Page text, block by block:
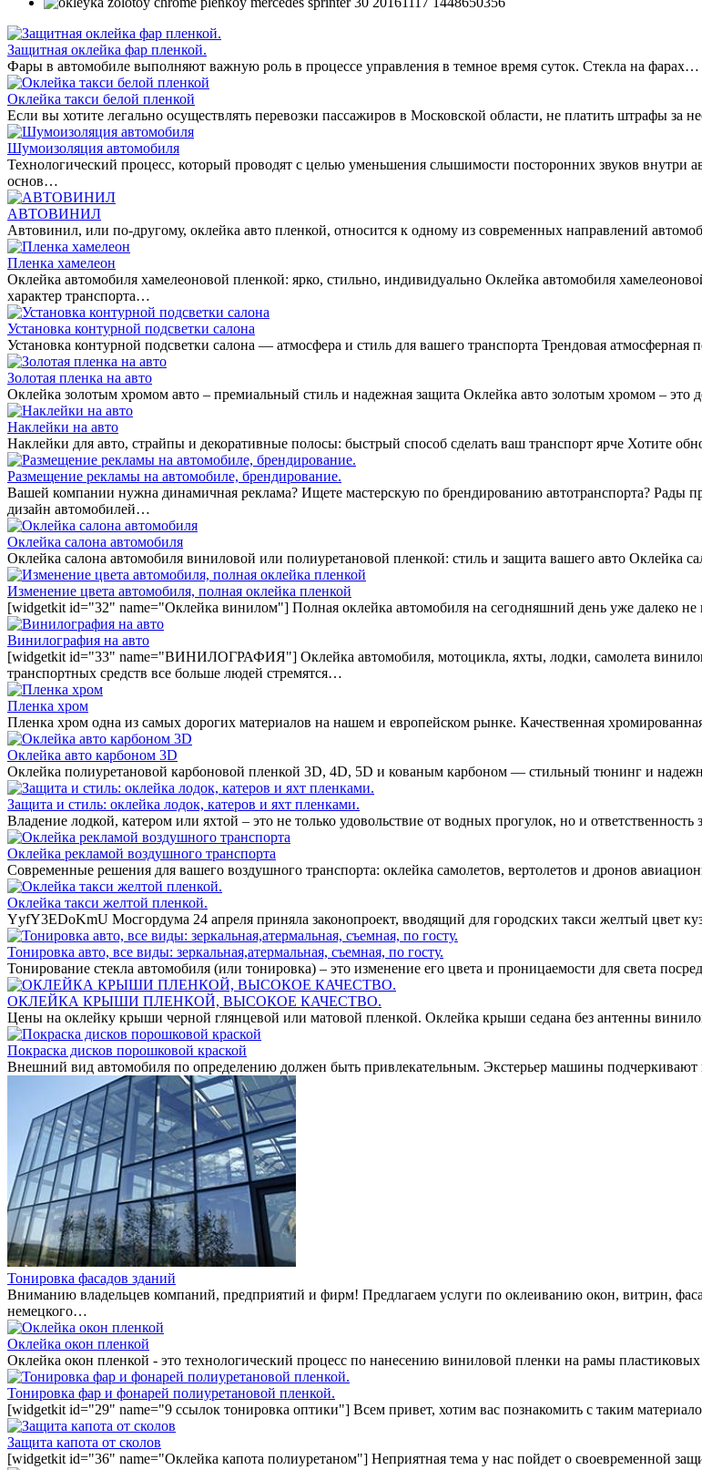
Защитная оклейка фар пленкой.
Фары в автомобиле выполняют важную роль в процессе управления в темное время суток. Стекла на фарах…
Оклейка такси белой пленкой
Если вы хотите легально осуществлять перевозки пассажиров в Московской области, не платить штрафы за
Шумоизоляция автомобиля
Технологический процесс, который проводят с целью уменьшения слышимости посторонних звуков внутри
основ…
АВТОВИНИЛ
Автовинил, или по-другому, оклейка авто пленкой, относится к одному из современных направлений
Пленка хамелеон
Оклейка автомобиля хамелеоновой пленкой: ярко, стильно, индивидуально Оклейка автомобиля
характер транспорта…
Установка контурной подсветки салона
Установка контурной подсветки салона — атмосфера и стиль для вашего транспорта Трендовая атмосферная
Золотая пленка на авто
Оклейка золотым хромом авто – премиальный стиль и надежная защита Оклейка авто золотым хромом – это
Наклейки на авто
Наклейки для авто, страйпы и декоративные полосы: быстрый способ сделать ваш транспорт ярче Хотите
Размещение рекламы на автомобиле, брендирование.
Вашей компании нужна динамичная реклама? Ищете мастерскую по брендированию автотранспорта? Рады
дизайн автомобилей…
Оклейка салона автомобиля
Оклейка салона автомобиля виниловой или полиуретановой пленкой: стиль и защита вашего авто Оклейка
Изменение цвета автомобиля, полная оклейка пленкой
[widgetkit id="32" name="Оклейка винилом"] Полная оклейка автомобиля на сегодняшний день уже далеко
Винилография на авто
[widgetkit id="33" name="ВИНИЛОГРАФИЯ"] Оклейка автомобиля, мотоцикла, яхты, лодки, самолета
транспортных средств все больше людей стремятся…
Пленка хром
Пленка хром одна из самых дорогих материалов на нашем и европейском рынке. Качественная
Оклейка авто карбоном 3D
Оклейка полиуретановой карбоновой пленкой 3D, 4D, 5D и кованым карбоном — стильный тюнинг и
Защита и стиль: оклейка лодок, катеров и яхт пленками.
Владение лодкой, катером или яхтой – это не только удовольствие от водных прогулок, но и
Оклейка рекламой воздушного транспорта
Современные решения для вашего воздушного транспорта: оклейка самолетов, вертолетов и дронов
Оклейка такси желтой пленкой.
YyfY3EDoKmU Мосгордума 24 апреля приняла законопроект, вводящий для городских такси желтый цвет
Тонировка авто, все виды: зеркальная,атермальная, съемная, по госту.
Тонирование стекла автомобиля (или тонировка) – это изменение его цвета и проницаемости для света
ОКЛЕЙКА КРЫШИ ПЛЕНКОЙ, ВЫСОКОЕ КАЧЕСТВО.
Цены на оклейку крыши черной глянцевой или матовой пленкой. Оклейка крыши седана без антенны
Покраска дисков порошковой краской
Внешний вид автомобиля по определению должен быть привлекательным. Экстерьер машины
Тонировка фасадов зданий
Вниманию владельцев компаний, предприятий и фирм! Предлагаем услуги по оклеиванию окон, витрин,
немецкого…
Оклейка окон пленкой
Оклейка окон пленкой - это технологический процесс по нанесению виниловой пленки на рамы
Тонировка фар и фонарей полиуретановой пленкой.
[widgetkit id="29" name="9 ссылок тонировка оптики"] Всем привет, хотим вас познакомить с таким
Защита капота от сколов
[widgetkit id="36" name="Оклейка капота полиуретаном"] Неприятная тема у нас пойдет о своевременной